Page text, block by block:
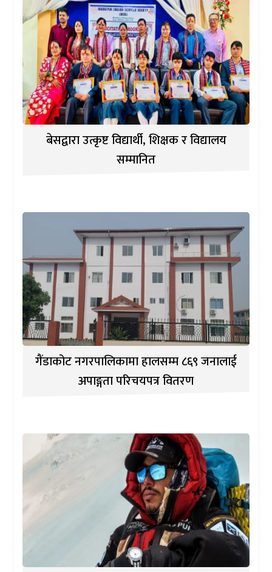
बेसद्वारा उत्कृष्ट विद्यार्थी, शिक्षक र विद्यालय
सम्मानित
गैंडाकोट नगरपालिकामा हालसम्म ८६९ जनालाई
अपाङ्गता परिचयपत्र वितरण